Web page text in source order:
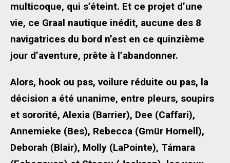
multicoque, qui s’éteint. Et ce projet d’une
vie, ce Graal nautique inédit, aucune des 8
navigatrices du bord n’est en ce quinzième
jour d’aventure, prête à l’abandonner.
Alors, hook ou pas, voilure réduite ou pas, la
décision a été unanime, entre pleurs, soupirs
et sororité, Alexia (Barrier), Dee (Caffari),
Annemieke (Bes), Rebecca (Gmür Hornell),
Deborah (Blair), Molly (LaPointe), Támara